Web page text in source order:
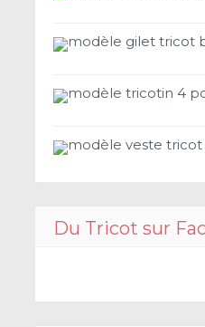
modèle gilet tricot
modèle tricotin 4
modèle veste
Du Tricot sur